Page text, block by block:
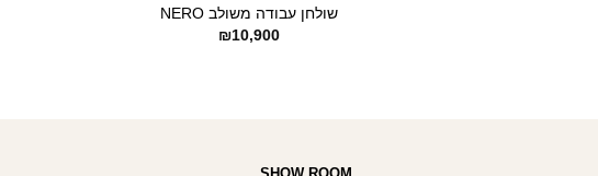
שולחן עבודה משולב NERO
₪10,900